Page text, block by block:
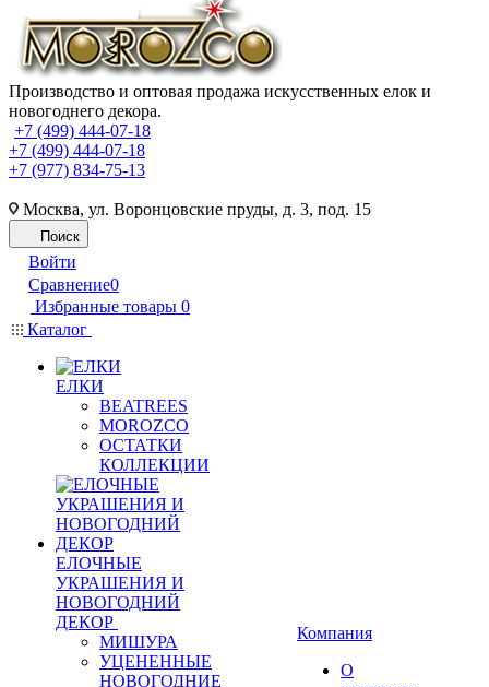
Производство и оптовая продажа искусственных елок и
новогоднего декора.
+7 (499) 444-07-18
+7 (499) 444-07-18
+7 (977) 834-75-13
Москва, ул. Воронцовские пруды, д. 3, под. 15
Поиск
Войти
Сравнение0
Избранные товары 0
Каталог
ЕЛКИ
BEATREES
MOROZCO
ОСТАТКИ
КОЛЛЕКЦИИ
ЕЛОЧНЫЕ
УКРАШЕНИЯ И
НОВОГОДНИЙ
ДЕКОР
МИШУРА
УЦЕНЕННЫЕ
НОВОГОДНИЕ
Компания
О